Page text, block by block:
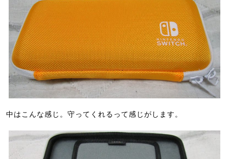
中はこんな感じ。守ってくれるって感じがします。